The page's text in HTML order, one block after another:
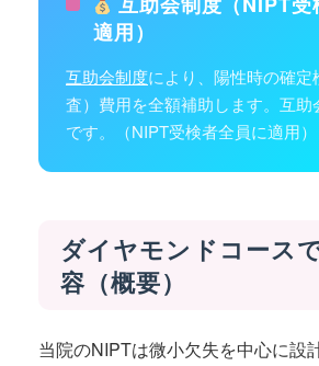
適用）
互助会制度により、陽性時の確定
査）費用を全額補助します。互助
です。（NIPT受検者全員に適用）
ダイヤモンドコース
容（概要）
当院のNIPTは微小欠失を中心に設